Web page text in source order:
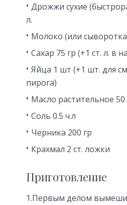
Дрожжи сухие
л.
Молоко (или
Сахар 75 гр (+1 ст. л. в
Яйца 1 шт (+1 шт. для
пирога)
Масло растительное
Соль 0.5 ч.л
Черника 200 гр
Крахмал 2 ст. ложки
Приготовление
1.Первым делом